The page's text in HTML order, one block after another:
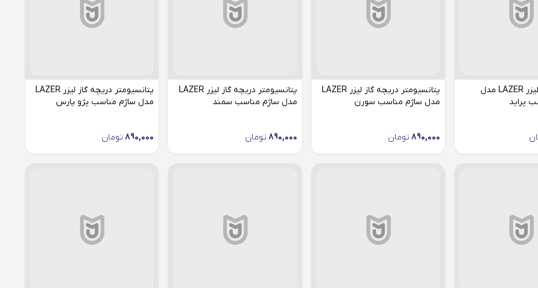
استپر موتور لیزر LAZER مدل
پراید
پتانسیومتر دریچه گاز لیزر LAZER
مدل ساژم مناسب سورن
890,000 تومان
پتانسیومتر دریچه گاز لیزر LAZER
مدل ساژم مناسب سمند
890,000 تومان
پتانسیومتر دریچه گاز لیزر LAZER
مدل ساژم مناسب پژو پارس
890,000 تومان